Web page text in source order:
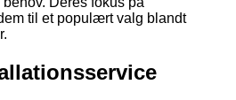
til et populært valg blandt